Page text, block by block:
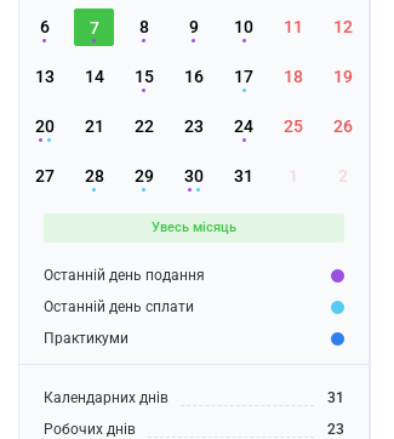
6 7 8 9 10 11 12
13 14 15 16 17 18 19
20 21 22 23 24 25 26
27 28 29 30 31 1 2
Увесь місяць
Останній день подання
Останній день сплати
Практикуми
Календарних днів
31
Робочих днів
23